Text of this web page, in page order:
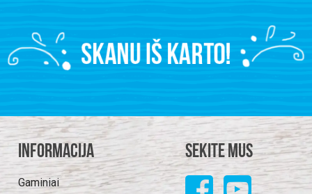
Informacija
Gaminiai
Sekite mus